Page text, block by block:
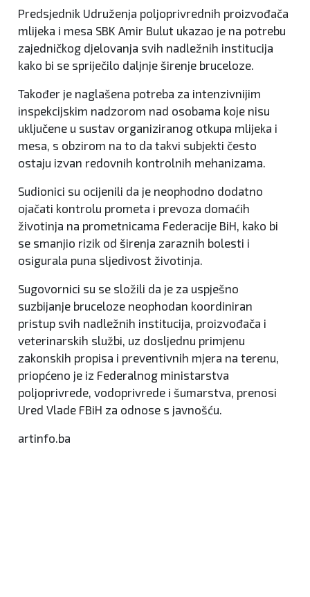
Predsjednik Udruženja poljoprivrednih proizvođača
mlijeka i mesa SBK Amir Bulut ukazao je na potrebu
zajedničkog djelovanja svih nadležnih institucija
kako bi se spriječilo daljnje širenje bruceloze.
Također je naglašena potreba za intenzivnijim
inspekcijskim nadzorom nad osobama koje nisu
uključene u sustav organiziranog otkupa mlijeka i
mesa, s obzirom na to da takvi subjekti često
ostaju izvan redovnih kontrolnih mehanizama.
Sudionici su ocijenili da je neophodno dodatno
ojačati kontrolu prometa i prevoza domaćih
životinja na prometnicama Federacije BiH, kako bi
se smanjio rizik od širenja zaraznih bolesti i
osigurala puna sljedivost životinja.
Sugovornici su se složili da je za uspješno
suzbijanje bruceloze neophodan koordiniran
pristup svih nadležnih institucija, proizvođača i
veterinarskih službi, uz dosljednu primjenu
zakonskih propisa i preventivnih mjera na terenu,
priopćeno je iz Federalnog ministarstva
poljoprivrede, vodoprivrede i šumarstva, prenosi
Ured Vlade FBiH za odnose s javnošću.
artinfo.ba